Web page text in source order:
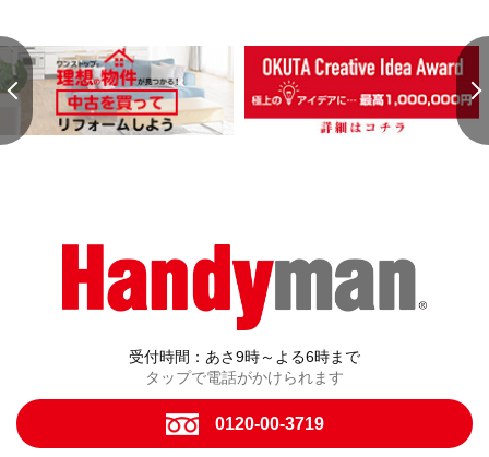
受付時間：あさ9時～よる6時まで
タップで電話がかけられます
0120-00-3719